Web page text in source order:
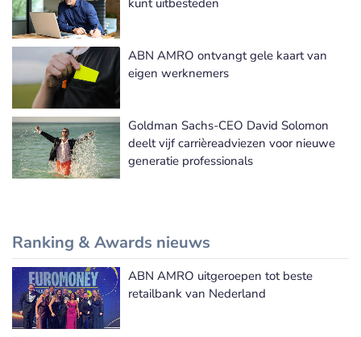
kunt uitbesteden
ABN AMRO ontvangt gele kaart van
eigen werknemers
Goldman Sachs-CEO David Solomon
deelt vijf carrièreadviezen voor nieuwe
generatie professionals
Ranking & Awards nieuws
Meer Ranking & Awards nieuws
ABN AMRO uitgeroepen tot beste
retailbank van Nederland